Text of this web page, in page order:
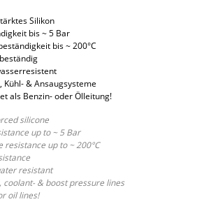
Silikon
bis ~ 5 Bar
bis ~ 200°C
Kühl- & Ansaugsysteme
als Benzin- oder Ölleitung!
silicone
up to ~ 5 Bar
resistance up to ~ 200°C
resistant
coolant- & boost pressure lines
oil lines!